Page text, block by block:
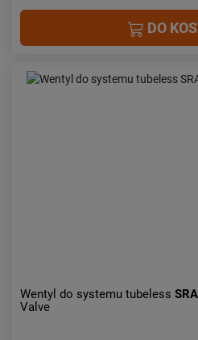
DO
Wentyl do systemu tubeless
Valve